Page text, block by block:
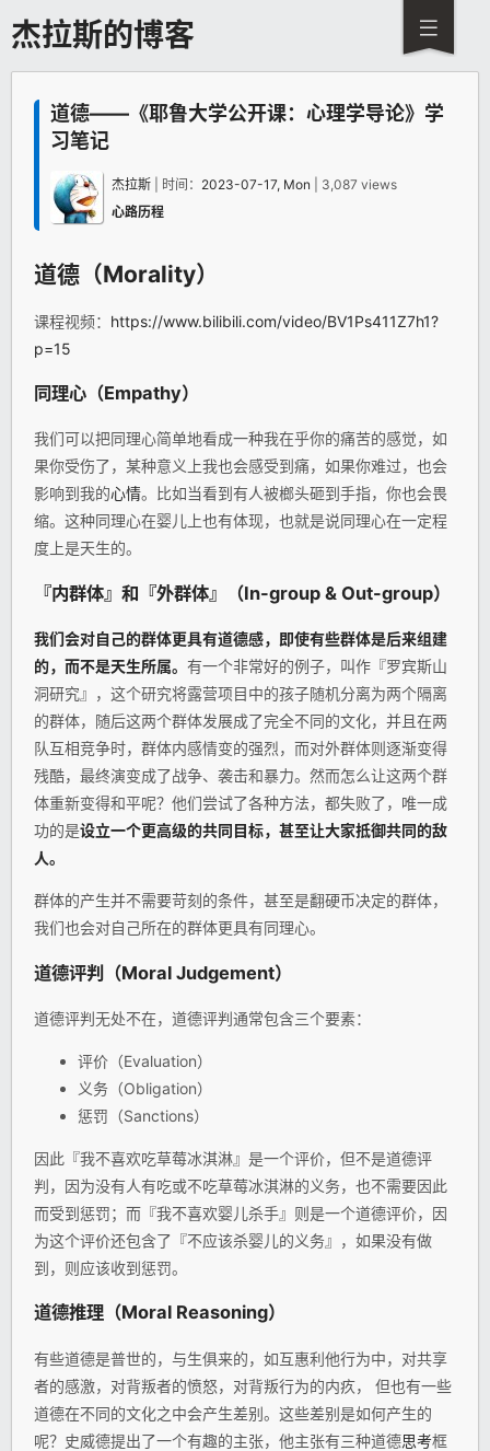
杰拉斯的博客
道德——《耶鲁大学公开课：心理学导论》学
习笔记
杰拉斯 | 时间： 2023-07-17, Mon | 3,087 views
心路历程
道德（Morality）
课程视频： https://www.bilibili.com/video/BV1Ps411Z7h1?
p=15
同理心（Empathy）
我们可以把同理心简单地看成一种我在乎你的痛苦的感觉，如
果你受伤了，某种意义上我也会感受到痛，如果你难过，也会
影响到我的心情。比如当看到有人被榔头砸到手指，你也会畏
缩。这种同理心在婴儿上也有体现，也就是说同理心在一定程
度上是天生的。
『内群体』和『外群体』（In-group & Out-group）
我们会对自己的群体更具有道德感，即使有些群体是后来组建
的，而不是天生所属。 有一个非常好的例子，叫作『罗宾斯山
洞研究』，这个研究将露营项目中的孩子随机分离为两个隔离
的群体，随后这两个群体发展成了完全不同的文化，并且在两
队互相竞争时，群体内感情变的强烈，而对外群体则逐渐变得
残酷，最终演变成了战争、袭击和暴力。然而怎么让这两个群
体重新变得和平呢？他们尝试了各种方法，都失败了，唯一成
功的是设立一个更高级的共同目标，甚至让大家抵御共同的敌
人。
群体的产生并不需要苛刻的条件，甚至是翻硬币决定的群体，
我们也会对自己所在的群体更具有同理心。
道德评判（Moral Judgement）
道德评判无处不在，道德评判通常包含三个要素：
评价（Evaluation）
义务（Obligation）
惩罚（Sanctions）
因此『我不喜欢吃草莓冰淇淋』是一个评价，但不是道德评
判，因为没有人有吃或不吃草莓冰淇淋的义务，也不需要因此
而受到惩罚；而『我不喜欢婴儿杀手』则是一个道德评价，因
为这个评价还包含了『不应该杀婴儿的义务』，如果没有做
到，则应该收到惩罚。
道德推理（Moral Reasoning）
有些道德是普世的，与生俱来的，如互惠利他行为中，对共享
者的感激，对背叛者的愤怒，对背叛行为的内疚， 但也有一些
道德在不同的文化之中会产生差别。这些差别是如何产生的
呢？史威德提出了一个有趣的主张，他主张有三种道德思考框